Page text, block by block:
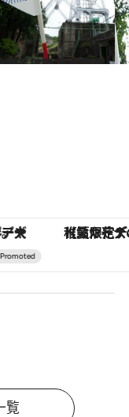
アテンダントの独り言
ャー
法で満喫！
覧